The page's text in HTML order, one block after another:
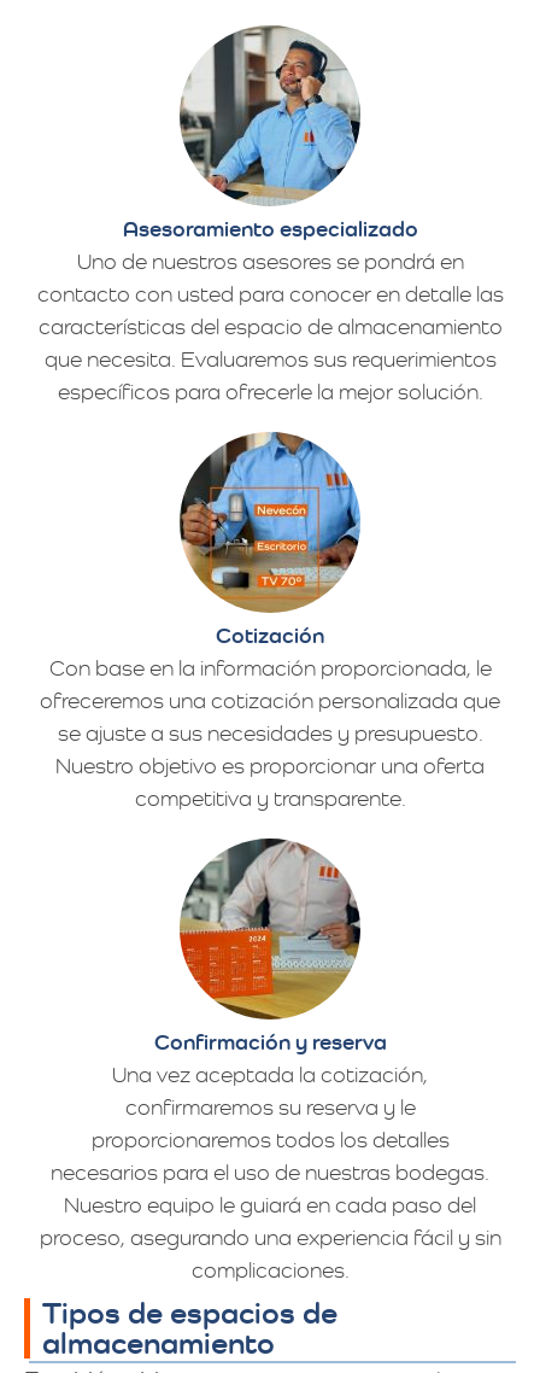
Asesoramiento especializado
Uno de nuestros asesores se pondrá en
contacto con usted para conocer en detalle las
características del espacio de almacenamiento
que necesita. Evaluaremos sus requerimientos
específicos para ofrecerle la mejor solución.
Cotización
Con base en la información proporcionada, le
ofreceremos una cotización personalizada que
se ajuste a sus necesidades y presupuesto.
Nuestro objetivo es proporcionar una oferta
competitiva y transparente.
Confirmación y reserva
Una vez aceptada la cotización,
confirmaremos su reserva y le
proporcionaremos todos los detalles
necesarios para el uso de nuestras bodegas.
Nuestro equipo le guiará en cada paso del
proceso, asegurando una experiencia fácil y sin
complicaciones.
Tipos de espacios de
almacenamiento